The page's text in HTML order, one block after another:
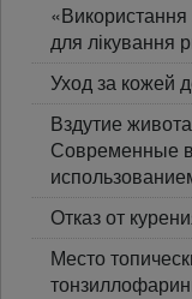
для лікування
Уход за кожей
Вздутие
Современные
Отказ от
Место